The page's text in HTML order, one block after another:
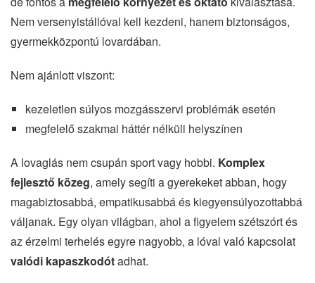
Nem versenyistállóval kell kezdeni, hanem biztonságos,
gyermekközpontú lovardában.
Nem ajánlott viszont:
kezeletlen súlyos mozgásszervi problémák esetén
megfelelő szakmai háttér nélküli helyszínen
A lovaglás nem csupán sport vagy hobbi. Komplex
fejlesztő közeg, amely segíti a gyerekeket abban, hogy
magabiztosabbá, empatikusabbá és kiegyensúlyozottabbá
váljanak. Egy olyan világban, ahol a figyelem szétszórt és
az érzelmi terhelés egyre nagyobb, a lóval való kapcsolat
valódi kapaszkodótadhat.